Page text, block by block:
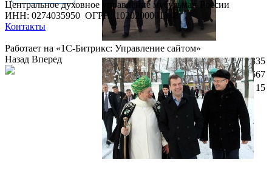
Центральное духовное управление мусульман России
ИНН: 0274035950 ОГРН: 1020200001348
Контакты
Работает на «1С-Битрикс: Управление сайтом»
Просмотров всего:
4266335
Посетителей сегодня:
1667
Посетителей в онлайн:
15
Назад Вперед